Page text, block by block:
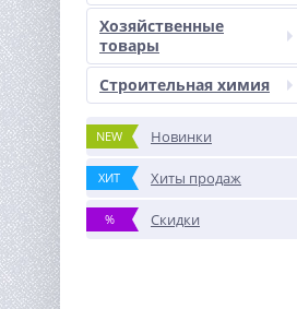
Хозяйственные
товары
Строительная химия
NEW Новинки
ХИТ Хиты продаж
% Скидки